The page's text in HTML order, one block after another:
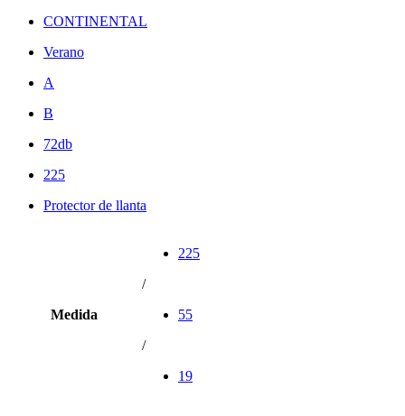
CONTINENTAL
Verano
A
B
72db
225
Protector de llanta
Medida
225
/
55
/
19